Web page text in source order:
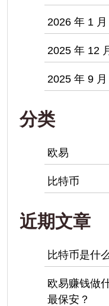
2026 年 1 月
2025 年 12
2025 年 9 月
分类
欧易
比特币
近期文章
比特币是什
欧易赚钱做
最保安？